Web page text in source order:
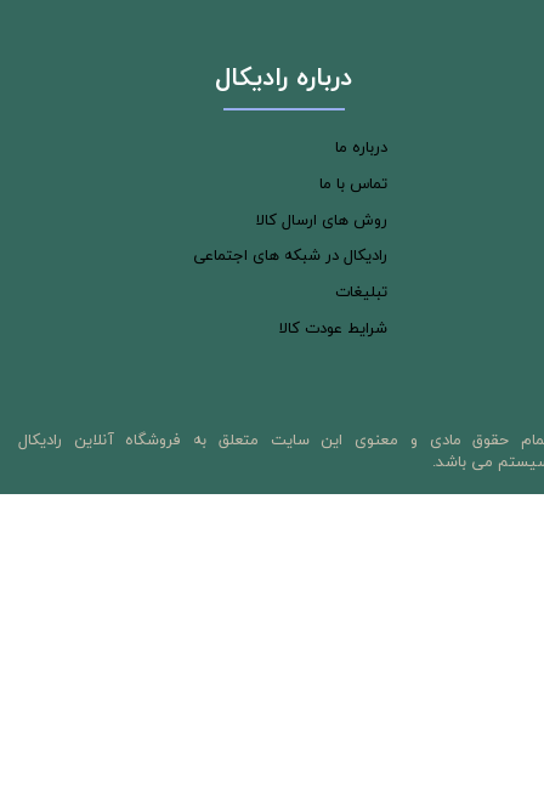
حقوق مادی و معنوی این سایت متعلق به فروشگاه آنلاین رادیکال
می باشد.
درباره رادیکال
درباره ما
تماس با ما
روش های ارسال کالا
رادیکال در شبکه های اجتماعی
تبلیغات
شرایط عودت کالا